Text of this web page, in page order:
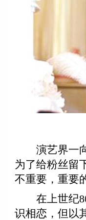
演艺界一向
为了给粉丝留
不重要，重要
在上世纪80
识相恋，但以